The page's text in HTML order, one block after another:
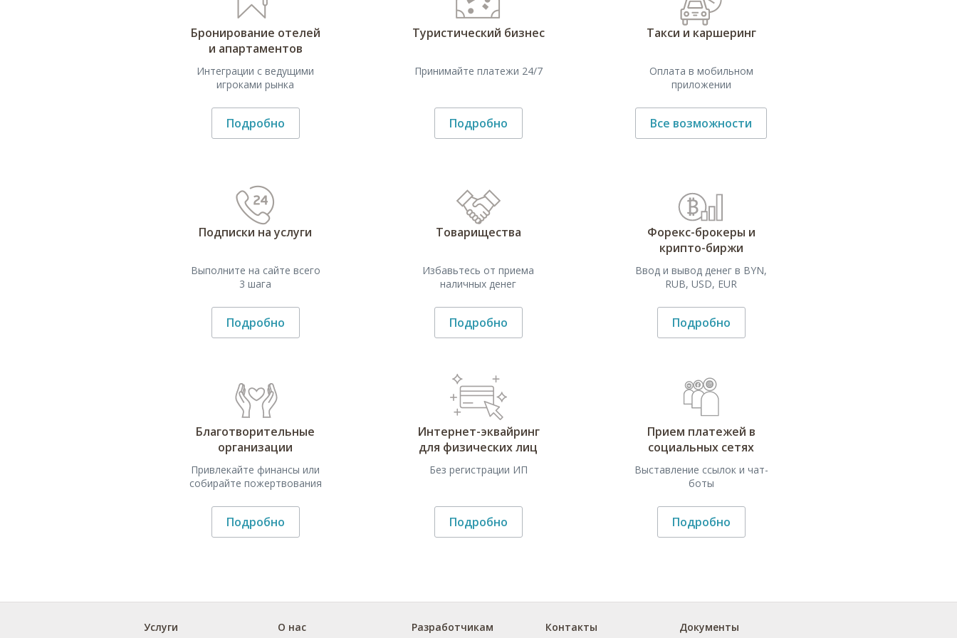
Бронирование отелей
и апартаментов
Интеграции с ведущими
игроками рынка
Подробно
Туристический бизнес
Принимайте платежи 24/7
Подробно
Такси и каршеринг
Оплата в мобильном
приложении
Все возможности
Подписки на услуги
Выполните на сайте всего
3 шага
Подробно
Товарищества
Избавьтесь от приема
наличных денег
Подробно
Форекс-брокеры и
крипто-биржи
Ввод и вывод денег в BYN,
RUB, USD, EUR
Подробно
Благотворительные
организации
Привлекайте финансы или
собирайте пожертвования
Подробно
Интернет-эквайринг
для физических лиц
Без регистрации ИП
Подробно
Прием платежей в
социальных сетях
Выставление ссылок и чат-
боты
Подробно
Услуги О нас Разработчикам Контакты Документы